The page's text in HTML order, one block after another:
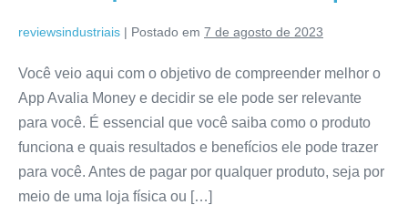
reviewsindustriais | Postado em 7 de agosto de 2023
Você veio aqui com o objetivo de compreender melhor o
App Avalia Money e decidir se ele pode ser relevante
para você. É essencial que você saiba como o produto
funciona e quais resultados e benefícios ele pode trazer
para você. Antes de pagar por qualquer produto, seja por
meio de uma loja física ou […]